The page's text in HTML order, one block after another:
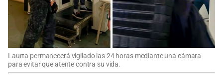
Laurta permanecerá vigilado las 24 horas mediante una cámara
para evitar que atente contra su vida.